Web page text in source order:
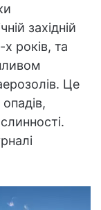
західній
років, та
Це